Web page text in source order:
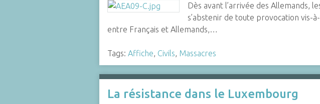
Dès avant l’arrivée des Allemands,
s’abstenir de toute provocation vis-
entre Français et Allemands,…
Tags: Affiche, Civils, Massacres
La résistance dans le Luxembourg